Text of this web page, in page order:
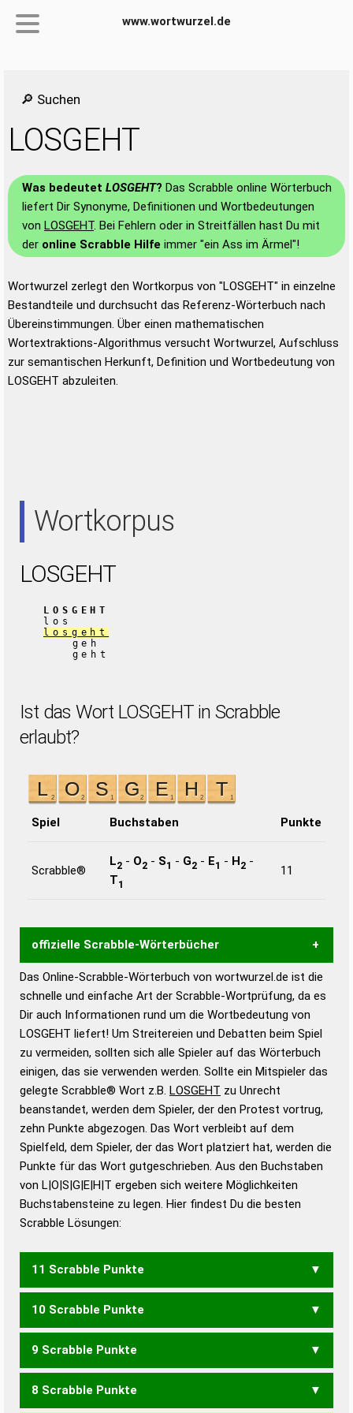
www.wortwurzel.de
🔎 Suchen
LOSGEHT
Was bedeutet LOSGEHT? Das Scrabble online Wörterbuch
liefert Dir Synonyme, Definitionen und Wortbedeutungen
von LOSGEHT. Bei Fehlern oder in Streitfällen hast Du mit
der online Scrabble Hilfe immer "ein Ass im Ärmel"!
Wortwurzel zerlegt den Wortkorpus von "LOSGEHT" in einzelne
Bestandteile und durchsucht das Referenz-Wörterbuch nach
Übereinstimmungen. Über einen mathematischen
Wortextraktions-Algorithmus versucht Wortwurzel, Aufschluss
zur semantischen Herkunft, Definition und Wortbedeutung von
LOSGEHT abzuleiten.
Wortkorpus
LOSGEHT
LOSGEHT
los
losgeht
geh
geht
Ist das Wort LOSGEHT in Scrabble
erlaubt?
Spiel Buchstaben Punkte
Scrabble®
L2 - O2 - S1 - G2 - E1 - H2 -
T1
11
offizielle Scrabble-Wörterbücher
Wortwurzel liefert mit Hilfe eines semantischen
Wortanalyse-Algorithmus gute Anhaltspunkte zu
Wortbedeutung, Worttrennung und Wortform, um die
Gültigkeit eines Wortes für das Scrabble-Spiel zu
bestimmen!
zugelassene Turnier Scrabble-
Wörterbücher sind:
Duden – Standardwerk in 12 Bänden
Duden – Richtiges und gutes
Deutsch
Duden – Die deutsche Grammatik
Duden – Deutsches
Das Online-Scrabble-Wörterbuch von wortwurzel.de ist die
schnelle und einfache Art der Scrabble-Wortprüfung, da es
Dir auch Informationen rund um die Wortbedeutung von
LOSGEHT liefert! Um Streitereien und Debatten beim Spiel
zu vermeiden, sollten sich alle Spieler auf das Wörterbuch
einigen, das sie verwenden werden. Sollte ein Mitspieler das
gelegte Scrabble® Wort z.B. LOSGEHT zu Unrecht
beanstandet, werden dem Spieler, der den Protest vortrug,
zehn Punkte abgezogen. Das Wort verbleibt auf dem
Spielfeld, dem Spieler, der das Wort platziert hat, werden die
Punkte für das Wort gutgeschrieben. Aus den Buchstaben
von L|O|S|G|E|H|T ergeben sich weitere Möglichkeiten
Buchstabensteine zu legen. Hier findest Du die besten
Scrabble Lösungen:
11 Scrabble Punkte
GESOHLT
10 Scrabble Punkte
GEHOLT GELOHT
9 Scrabble Punkte
GELOST GLOSET GLOSTE
8 Scrabble Punkte